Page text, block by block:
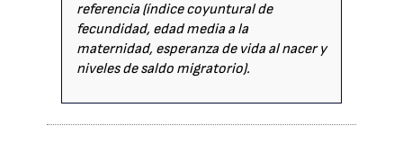
referencia (índice coyuntural de
fecundidad, edad media a la
maternidad, esperanza de vida al nacer y
niveles de saldo migratorio).